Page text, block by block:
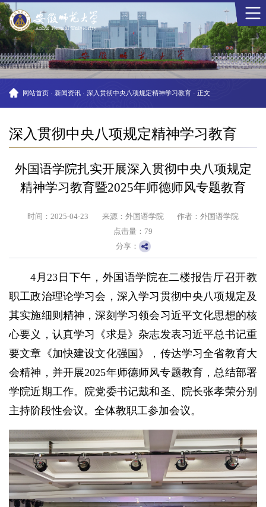
网站首页 · 新闻资讯 · 深入贯彻中央八项规定精神学习教育 · 正文
深入贯彻中央八项规定精神学习教育
外国语学院扎实开展深入贯彻中央八项规定
精神学习教育暨2025年师德师风专题教育
时间：2025-04-23 来源：外国语学院
作者：外国语学院
点击量： 79
分享：
4月23日下午，外国语学院在二楼报告厅召开教
职工政治理论学习会，深入学习贯彻中央八项规定及
其实施细则精神，深刻学习领会习近平文化思想的核
心要义，认真学习《求是》杂志发表习近平总书记重
要文章《加快建设文化强国》，传达学习全省教育大
会精神，并开展2025年师德师风专题教育，总结部署
学院近期工作。院党委书记戴和圣、院长张孝荣分别
主持阶段性会议。全体教职工参加会议。